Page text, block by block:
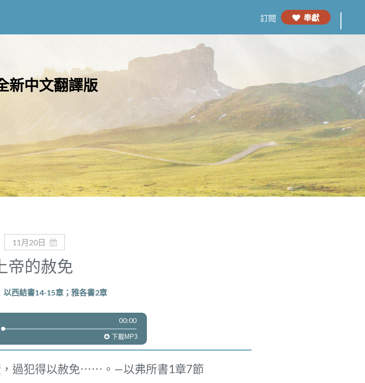
奉獻
訂閱
新中文翻譯版
11月20日
上帝的赦免
以西結書14-15章；雅各書2章
00:00
下載MP3
，過犯得以赦免⋯⋯。—以弗所書1章7節